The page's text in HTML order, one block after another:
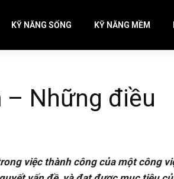
KỸ NĂNG SỐNG KỸ NĂNG MỀM
– Những điều
việc thành công của một công